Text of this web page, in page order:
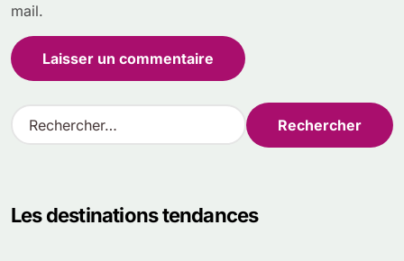
mail.
R
e
rLes destinations tendances